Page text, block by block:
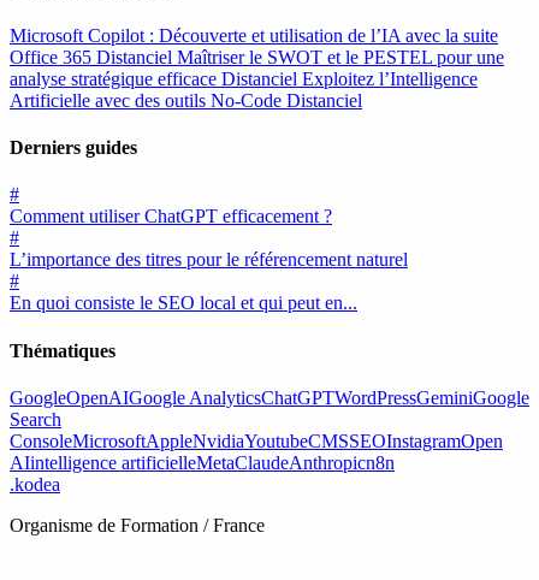
Microsoft Copilot : Découverte et utilisation de l’IA avec la suite
Office 365 Distanciel Maîtriser le SWOT et le PESTEL pour une
analyse stratégique efficace Distanciel Exploitez l’Intelligence
Artificielle avec des outils No-Code Distanciel
Derniers guides
#
Comment utiliser ChatGPT efficacement ?
#
L’importance des titres pour le référencement naturel
#
En quoi consiste le SEO local et qui peut en...
Thématiques
GoogleOpenAIGoogle AnalyticsChatGPTWordPressGeminiGoogle
Search
ConsoleMicrosoftAppleNvidiaYoutubeCMSSEOInstagramOpen
AIintelligence artificielleMetaClaudeAnthropicn8n
.kodea
Organisme de Formation / France